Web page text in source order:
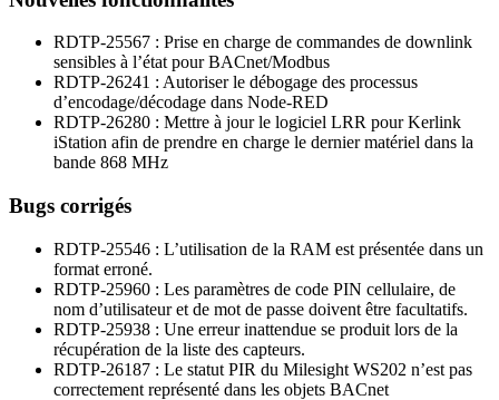
RDTP-25567 : Prise en charge de commandes de downlink
sensibles à l’état pour BACnet/Modbus
RDTP-26241 : Autoriser le débogage des processus
d’encodage/décodage dans Node-RED
RDTP-26280 : Mettre à jour le logiciel LRR pour Kerlink
iStation afin de prendre en charge le dernier matériel dans la
bande 868 MHz
Bugs corrigés
RDTP-25546 : L’utilisation de la RAM est présentée dans un
format erroné.
RDTP-25960 : Les paramètres de code PIN cellulaire, de
nom d’utilisateur et de mot de passe doivent être facultatifs.
RDTP-25938 : Une erreur inattendue se produit lors de la
récupération de la liste des capteurs.
RDTP-26187 : Le statut PIR du Milesight WS202 n’est pas
correctement représenté dans les objets BACnet